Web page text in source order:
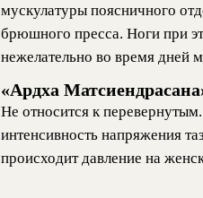
мускулатуры поясничного
брюшного пресса. Ноги при
нежелательно во время дней
«Ардха
Не относится к
интенсивность напряжения
происходит давление на